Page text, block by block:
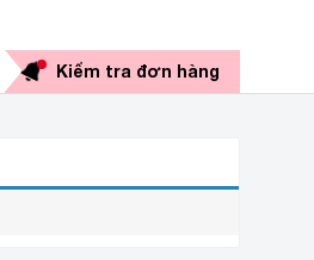
Kiểm tra đơn hàng